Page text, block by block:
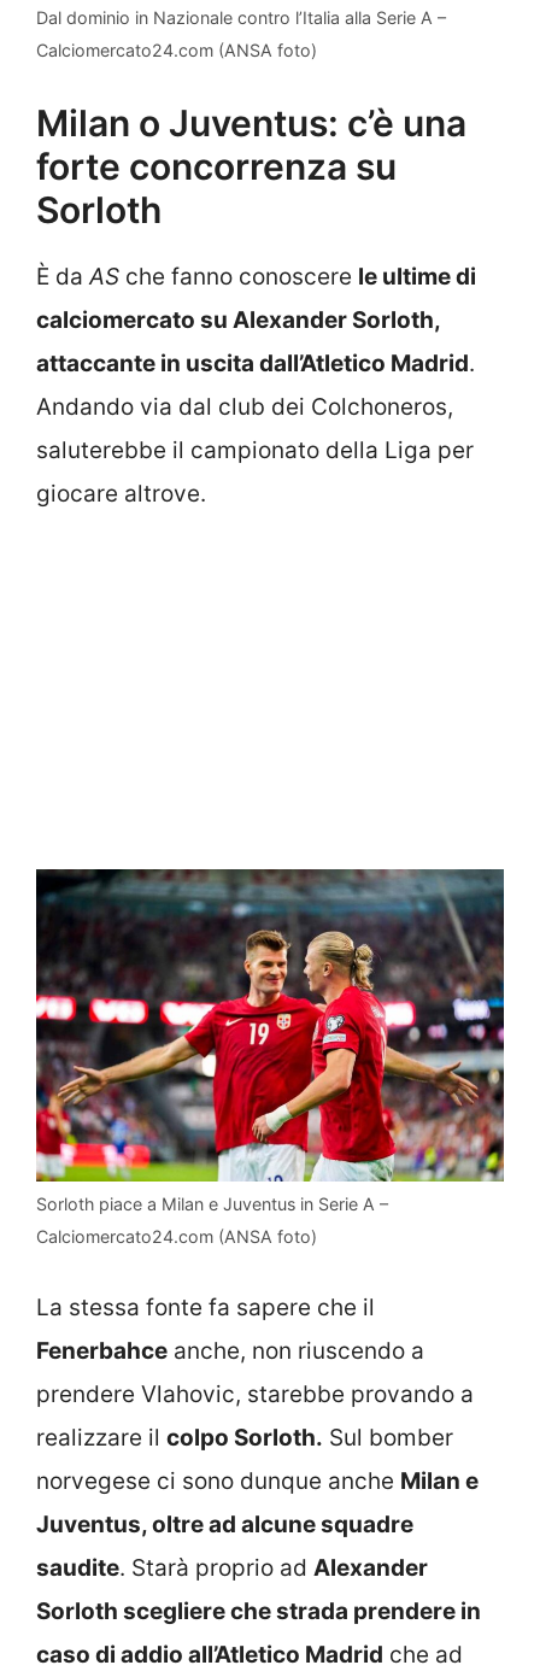
Dal dominio in Nazionale contro l’Italia alla Serie A –
Calciomercato24.com (ANSA foto)
Milan o Juventus: c’è una
forte concorrenza su
Sorloth
È daAS che fanno conoscere le ultime di
calciomercato su Alexander Sorloth,
attaccante in uscita dall’Atletico Madrid.
Andando via dal club dei Colchoneros,
saluterebbe il campionato della Liga per
giocare altrove.
Sorloth piace a Milan e Juventus in Serie A –
Calciomercato24.com (ANSA foto)
La stessa fonte fa sapere che il
Fenerbahce anche, non riuscendo a
prendere Vlahovic, starebbe provando a
realizzare il colpo Sorloth. Sul bomber
norvegese ci sono dunque anche Milan e
Juventus, oltre ad alcune squadre
saudite. Starà proprio ad Alexander
Sorloth scegliere che strada prendere in
caso di addio all’Atletico Madrid che ad